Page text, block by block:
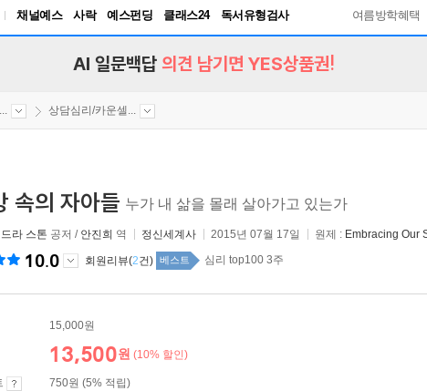
채널예스 사락 예스펀딩 클래스24
독서유형검사
RBTI Lab
여름방학혜택
AI 일문백답 의견 남기면 YES상품권!
상담심리/카운셀...
속의 자아들 누가 내 삶을 몰래 살아가고 있는가
라 스톤 공저 / 안진희 역 정신세계사 2015년 07월 17일 원제 : Embracing Our
10.0 회원리뷰(2건) 베스트 심리 top100 3주
15,000원
13,500원 (10% 할인)
750원 (5% 적립)